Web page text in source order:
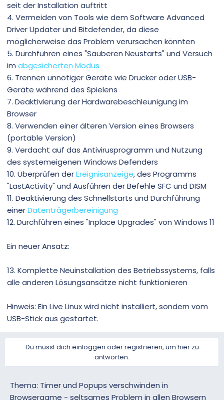
seit der Installation auftritt
4. Vermeiden von Tools wie dem Software Advanced
Driver Updater und Bitdefender, da diese
möglicherweise das Problem verursachen könnten
5. Durchführen eines "Sauberen Neustarts" und Versuch
im abgesicherten Modus
6. Trennen unnötiger Geräte wie Drucker oder USB-
Geräte während des Spielens
7. Deaktivierung der Hardwarebeschleunigung im
Browser
8. Verwenden einer älteren Version eines Browsers
(portable Version)
9. Verdacht auf das Antivirusprogramm und Nutzung
des systemeigenen Windows Defenders
10. Überprüfen derEreignisanzeige, des Programms
"LastActivity" und Ausführen der Befehle SFC und DISM
11. Deaktivierung des Schnellstarts und Durchführung
einerDatenträgerbereinigung
12. Durchführen eines "Inplace Upgrades" von Windows 11
Ein neuer Ansatz:
13. Komplette Neuinstallation des Betriebssystems, falls
alle anderen Lösungsansätze nicht funktionieren
Hinweis: Ein Live Linux wird nicht installiert, sondern vom
USB-Stick aus gestartet.
Du musst dich einloggen oder registrieren, um hier zu
antworten.
Thema: Timer und Popups verschwinden in
Browsergame - seltsames Problem in allen Browsern